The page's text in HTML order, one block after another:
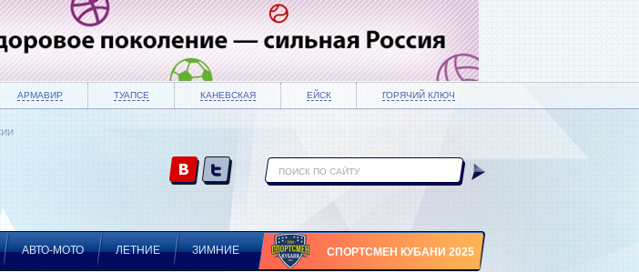
АРМАВИР ТУАПСЕ КАНЕВСКАЯ ЕЙСК ГОРЯЧИЙ КЛЮЧ
АВТО-МОТО ЛЕТНИЕ ЗИМНИЕ СПОРТСМЕН КУБАНИ 2025